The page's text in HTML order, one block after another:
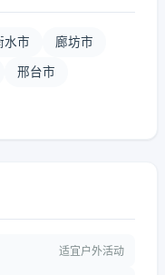
水市 廊坊市
邢台市
适宜户外活动